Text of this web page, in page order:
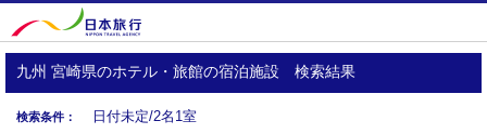
九州 宮崎県のホテル・旅館の宿泊施設 検索結果
検索条件：
日付未定/2名1室